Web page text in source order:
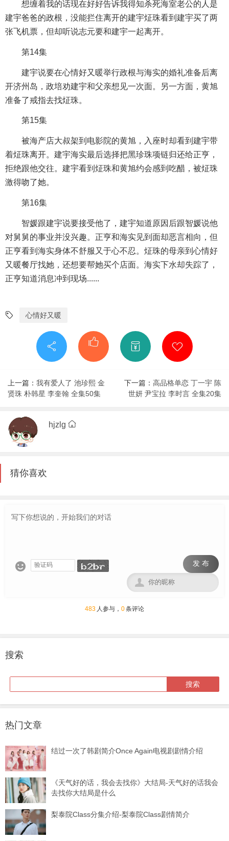
想缠着我的话现在好好告诉我得知杀死海室老公的人是
建宇爸爸的政根，没能拦住离开的建宇炡珠看到建宇买了两
张飞机票，但却听说志元要和建宇一起离开。
第14集
建宇说要在心情好又暖举行政根与海实的婚礼准备后离
开济州岛，政培劝建宇和父亲想见一次面。另一方面，黄旭
准备了戒指去找炡珠。
第15集
被海产店大叔架到电影院的黄旭，入座时却看到建宇带
着炡珠离开。建宇海实最后选择把黑珍珠项链归还给正亨，
拒绝跟他交往。建宇看到炡珠和黄旭约会感到吃醋，被炡珠
激得吻了她。
第16集
智媛跟建宇说要接受他了，建宇知道原因后跟智媛说他
对舅舅的事业并没兴趣。正亨和海实见到面却恶言相向，但
正亨看到海实身体不舒服又于心不忍。炡珠的母亲到心情好
又暖餐厅找她，还想要帮她买个店面。海实下水却失踪了，
正亨知道消息冲到现场......
心情好又暖
上一篇： 我有爱人了 池珍熙 金
贤珠 朴韩星 李奎翰 全集50集
下一篇： 高品格单恋 丁一宇 陈
世妍 尹宝拉 李时言 全集20集
hjzlg
猜你喜欢
 发 布

483 人参与， 0条评论
搜索
热门文章
结过一次了韩剧简介Once Again电视剧剧情介绍
《天气好的话，我会去找你》大结局-天气好的话我会
去找你大结局是什么
梨泰院Class分集介绍-梨泰院Class剧情简介